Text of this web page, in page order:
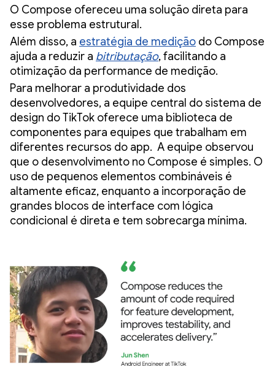
O Compose ofereceu uma solução direta para
esse problema estrutural.
Além disso, a estratégia de medição do Compose
ajuda a reduzir a bitributação, facilitando a
otimização da performance de medição.
Para melhorar a produtividade dos
desenvolvedores, a equipe central do sistema de
design do TikTok oferece uma biblioteca de
componentes para equipes que trabalham em
diferentes recursos do app. A equipe observou
que o desenvolvimento no Compose é simples. O
uso de pequenos elementos combináveis é
altamente eficaz, enquanto a incorporação de
grandes blocos de interface com lógica
condicional é direta e tem sobrecarga mínima.